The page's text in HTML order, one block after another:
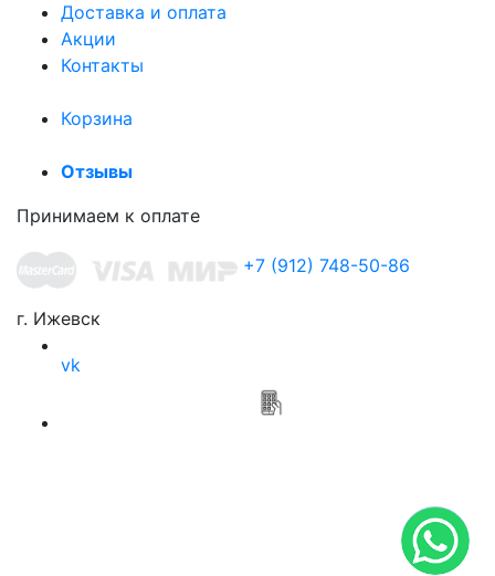
Доставка и оплата
Акции
Контакты
Корзина
Отзывы
Принимаем к оплате
+7 (912) 748-50-86
г. Ижевск
vk
ПОЛИТИКА ОБРАБОТКИ ПЕРСОНАЛЬНЫХ ДАННЫХ